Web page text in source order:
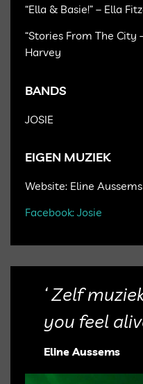
“Ella & Basie!” – Ella
“Stories From The City
Harvey
BANDS
JOSIE
EIGEN MUZIEK
Website: Eline Aussems
Facebook: Josie
‘ Zelf
you feel
Eline Aussems